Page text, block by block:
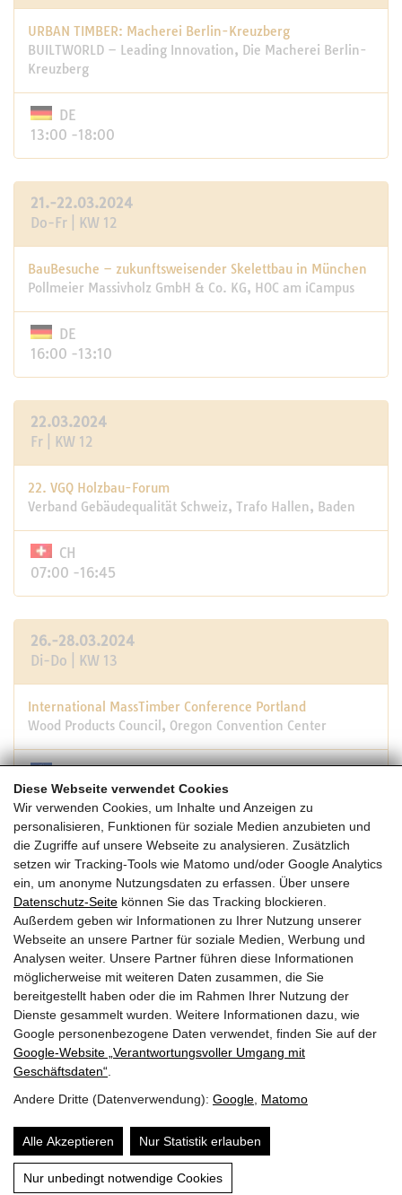
Diese Webseite verwendet Cookies
Wir verwenden Cookies, um Inhalte und Anzeigen zu
personalisieren, Funktionen für soziale Medien anzubieten und
die Zugriffe auf unsere Webseite zu analysieren. Zusätzlich
setzen wir Tracking-Tools wie Matomo und/oder Google Analytics
ein, um anonyme Nutzungsdaten zu erfassen. Über unsere
Datenschutz-Seite können Sie das Tracking blockieren.
Außerdem geben wir Informationen zu Ihrer Nutzung unserer
Webseite an unsere Partner für soziale Medien, Werbung und
Analysen weiter. Unsere Partner führen diese Informationen
möglicherweise mit weiteren Daten zusammen, die Sie
bereitgestellt haben oder die im Rahmen Ihrer Nutzung der
Dienste gesammelt wurden. Weitere Informationen dazu, wie
Google personenbezogene Daten verwendet, finden Sie auf der
Google‑Website „Verantwortungsvoller Umgang mit
Geschäftsdaten“
Andere Dritte (Datenverwendung): Google Matomo
Alle Akzeptieren Nur Statistik erlauben
Nur unbedingt notwendige Cookies
URBAN TIMBER: Macherei Berlin-Kreuzberg
BUILTWORLD – Leading Innovation, Die Macherei Berlin-
Kreuzberg
DE
13:00 -18:00
21.-22.03.2024
Do-Fr | KW 12
BauBesuche – zukunftsweisender Skelettbau in München
Pollmeier Massivholz GmbH & Co. KG, HOC am iCampus
DE
16:00 -13:10
22.03.2024
Fr | KW 12
22. VGQ Holzbau-Forum
Verband Gebäudequalität Schweiz, Trafo Hallen, Baden
CH
07:00 -16:45
26.-28.03.2024
Di-Do | KW 13
International MassTimber Conference Portland
Wood Products Council, Oregon Convention Center
USA
05:45 -21:00
28.03.2024
Do | KW 13
Seminar: Bauphysik Teil 2 Feuchte- & Wärmeschutz
Holztechnikum Kuchl, ISOCELL GmbH CO KG
SBG
12:00 -17:00
Seiten drucken
© 2026 | Dein Date mit Holz.powered byKOPPELHUBER² und
Partner ZT OG
|
Über uns Datenschutz Impressum